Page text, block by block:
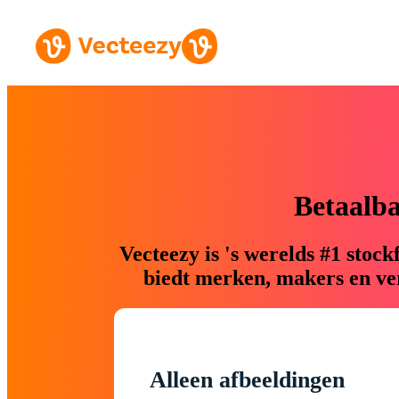
Vecteezy is 's werelds #1
biedt merken, makers en
Alleen afbeeldingen